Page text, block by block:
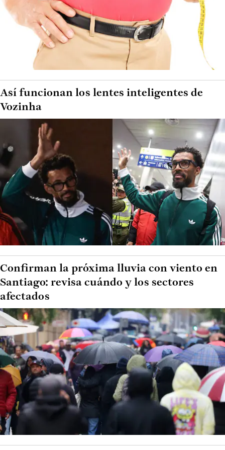
Así funcionan los lentes inteligentes de
Vozinha
Confirman la próxima lluvia con viento en
Santiago: revisa cuándo y los sectores
afectados